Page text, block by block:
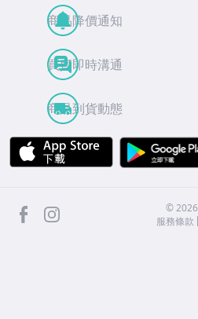
商品降價通知
買賣即時溝通
商品到貨動態
APP Store
facebook ©2026
服務條款